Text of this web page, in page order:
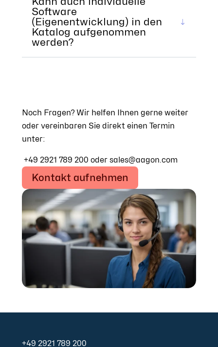
Software
(Eigenentwicklung) in den
Katalog aufgenommen
werden?
Noch Fragen? Wir helfen Ihnen gerne weiter
oder vereinbaren Sie direkt einen Termin
unter:
+49 2921 789 200 oder sales@aagon.com
Kontakt aufnehmen
+49 2921 789 200